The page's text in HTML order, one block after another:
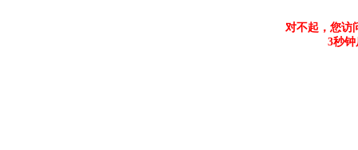
对不起，您访
3秒